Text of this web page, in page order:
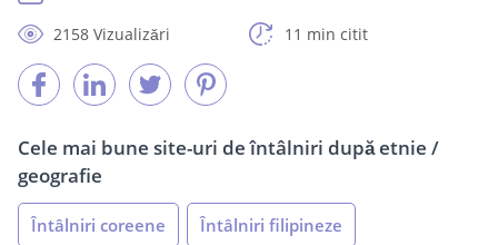
2158 Vizualizări
11 min citit
Cele mai bune site-uri de întâlniri după etnie /
geografie
Întâlniri coreene Întâlniri filipineze